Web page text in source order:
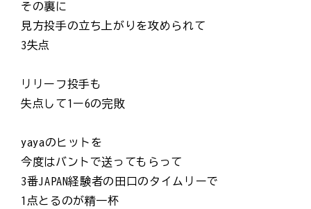
その裏に
見方投手の立ち上がりを攻められて
3失点
リリーフ投手も
失点して1ー6の完敗
yayaのヒットを
今度はバントで送ってもらって
3番JAPAN経験者の田口のタイムリーで
1点とるのが精一杯